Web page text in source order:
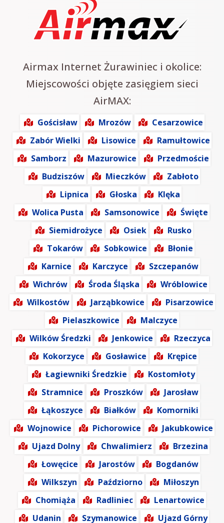
Airmax Internet Żurawiniec i okolice:
Miejscowości objęte zasięgiem sieci
AirMAX:
Gościsław Mrozów
Cesarzowice
Zabór Wielki
Lisowice
Ramułtowice
Samborz
Mazurowice
Przedmoście
Budziszów
Mieczków
Zabłoto
Lipnica
Głoska
Klęka
Wolica Pusta
Samsonowice
Święte
Siemidrożyce
Osiek
Rusko
Tokarów
Sobkowice
Błonie
Karnice
Karczyce
Szczepanów
Wichrów
Środa Śląska
Wróblowice
Wilkostów
Jarząbkowice
Pisarzowice
Pielaszkowice
Malczyce
Wilków Średzki
Jenkowice
Rzeczyca
Kokorzyce
Gosławice
Krępice
Łagiewniki Średzkie
Kostomłoty
Stramnice
Proszków
Jarosław
Łąkoszyce
Białków
Komorniki
Wojnowice
Pichorowice
Jakubkowice
Ujazd Dolny
Chwalimierz
Brzezina
Łowęcice
Jarostów
Bogdanów
Wilkszyn
Paździorno
Miłoszyn
Chomiąża
Radliniec
Lenartowice
Udanin
Szymanowice
Ujazd Górny